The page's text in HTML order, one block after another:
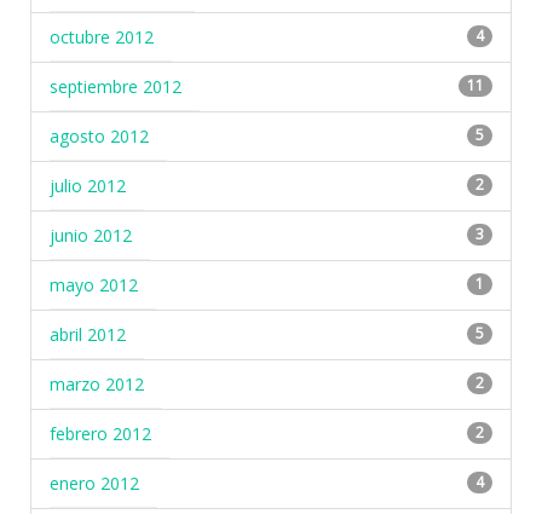
octubre 2012 4
septiembre 2012 11
agosto 2012 5
julio 2012 2
junio 2012 3
mayo 2012 1
abril 2012 5
marzo 2012 2
febrero 2012 2
enero 2012 4